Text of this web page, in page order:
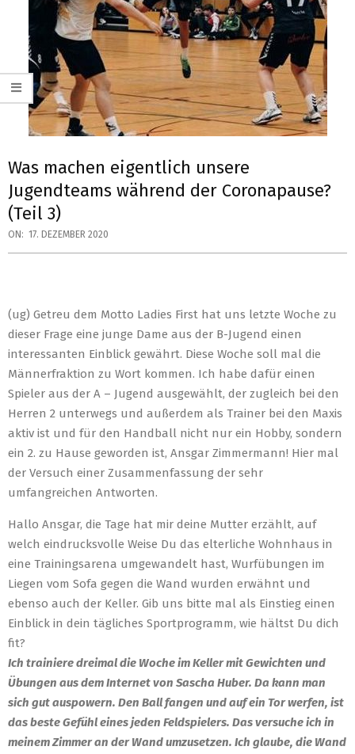
Was machen eigentlich unsere
Jugendteams während der Coronapause?
(Teil 3)
ON: 17. DEZEMBER 2020
(ug) Getreu dem Motto Ladies First hat uns letzte Woche zu
dieser Frage eine junge Dame aus der B-Jugend einen
interessanten Einblick gewährt. Diese Woche soll mal die
Männerfraktion zu Wort kommen. Ich habe dafür einen
Spieler aus der A – Jugend ausgewählt, der zugleich bei den
Herren 2 unterwegs und außerdem als Trainer bei den Maxis
aktiv ist und für den Handball nicht nur ein Hobby, sondern
ein 2. zu Hause geworden ist, Ansgar Zimmermann! Hier mal
der Versuch einer Zusammenfassung der sehr
umfangreichen Antworten.
Hallo Ansgar, die Tage hat mir deine Mutter erzählt, auf
welch eindrucksvolle Weise Du das elterliche Wohnhaus in
eine Trainingsarena umgewandelt hast, Wurfübungen im
Liegen vom Sofa gegen die Wand wurden erwähnt und
ebenso auch der Keller. Gib uns bitte mal als Einstieg einen
Einblick in dein tägliches Sportprogramm, wie hältst Du dich
fit?
Ich trainiere dreimal die Woche im Keller mit Gewichten und
Übungen aus dem Internet von Sascha Huber. Da kann man
sich gut auspowern. Den Ball fangen und auf ein Tor werfen, ist
das beste Gefühl eines jeden Feldspielers. Das versuche ich in
meinem Zimmer an der Wand umzusetzen. Ich glaube, die Wand